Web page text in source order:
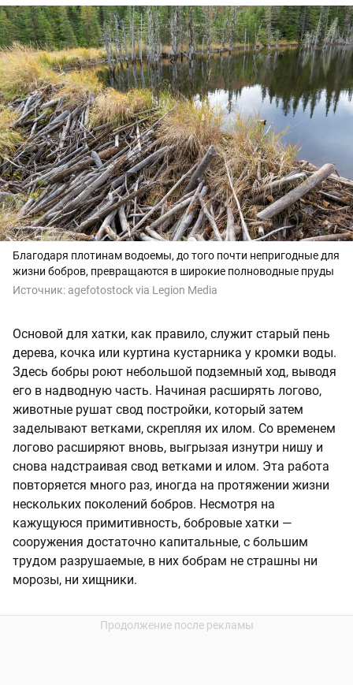
Благодаря плотинам водоемы, до того почти непригодные для
жизни бобров, превращаются в широкие полноводные пруды
Источник: agefotostock via Legion Media
Основой для хатки, как правило, служит старый пень
дерева, кочка или куртина кустарника у кромки воды.
Здесь бобры роют небольшой подземный ход, выводя
его в надводную часть. Начиная расширять логово,
животные рушат свод постройки, который затем
заделывают ветками, скрепляя их илом. Со временем
логово расширяют вновь, выгрызая изнутри нишу и
снова надстраивая свод ветками и илом. Эта работа
повторяется много раз, иногда на протяжении жизни
нескольких поколений бобров. Несмотря на
кажущуюся примитивность, бобровые хатки —
сооружения достаточно капитальные, с большим
трудом разрушаемые, в них бобрам не страшны ни
морозы, ни хищники.